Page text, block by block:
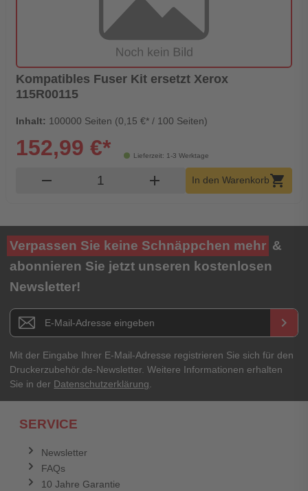
Kompatibles Fuser Kit ersetzt Xerox
115R00115
Inhalt: 100000 Seiten (0,15 €* / 100 Seiten)
Lieferzeit: 1-3 Werktage
152,99 €*
remove Produkt Warenkorb Menge
add In den Warenkorbshopping_cart
Verpassen Sie keine Schnäppchen mehr &
abonnieren Sie jetzt unseren kostenlosen
Newsletter!
Newsletter E-Mail Adresse keyboard_arrow_right
Mit der Eingabe Ihrer E-Mail-Adresse registrieren Sie sich für den
Druckerzubehör.de-Newsletter. Weitere Informationen erhalten
Sie in der Datenschutzerklärung
SERVICE
Newsletter
FAQs
10 Jahre Garantie